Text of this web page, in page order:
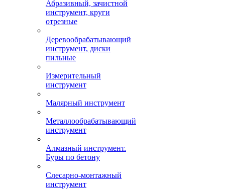
Абразивный, зачистной
инструмент, круги
отрезные
Деревообрабатывающий
инструмент, диски
пильные
Измерительный
инструмент
Малярный инструмент
Металлообрабатывающий
инструмент
Алмазный инструмент.
Буры по бетону
Слесарно-монтажный
инструмент